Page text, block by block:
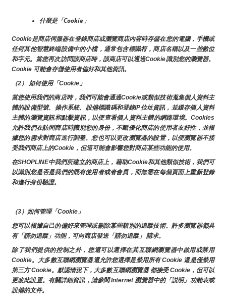
什麼是「Cookie」
Cookie是商店伺服器在登錄商店或瀏覽商店內容時存儲在您的電腦，手機或
任何其他智慧終端設備中的小檔，通常包含標識符，商店名稱以及一些數位
和字元。當您再次訪問該商店時，該商店可以通過Cookie識別您的瀏覽器。
Cookie 可能會存儲使用者偏好和其他資訊。
（2） 如何使用「Cookie」
當您使用我們的商店時，我們可能會通過Cookie或類似技術蒐集個人資料主
體的設備型號、操作系統、設備標識碼和登錄IP位址資訊，並緩存個人資料
主體的瀏覽資訊和點擊資訊，以便查看個人資料主體的網路環境。Cookies
允許我們在訪問商店時識別您的身份，不斷優化商店的使用者友好性，並根
據您的需求對商店進行調整。您也可以更改瀏覽器的設置，以便瀏覽器不接
受我們商店上的Cookie，但這可能會影響您對商店某些功能的使用。
在SHOPLINE中我們所建立的商店上，藉助Cookie和其他類似技術，我們可
以識別您是否是我們的既有使用者或者會員，而無需在每個頁面上重新登錄
和進行身份驗證。
（3）如何管理「Cookie」
您可以根據自己的偏好來管理或刪除某些類別的追蹤技術。許多瀏覽器都具
有「請勿追蹤」功能，可向商店發送「請勿追蹤」 請求。
除了我們提供的控制之外，您還可以選擇在其互聯網瀏覽器中啟用或禁用
Cookie。大多數互聯網瀏覽器還允許您選擇是禁用所有 Cookie 還是僅禁用
第三方 Cookie。默認情況下，大多數互聯網瀏覽器 都接受 Cookie，但可以
更改此設置。有關詳細資訊，請參閱 Internet 瀏覽器中的「説明」功能表或
設備的文件。